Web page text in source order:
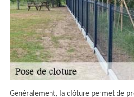
Généralement, la clôture permet de